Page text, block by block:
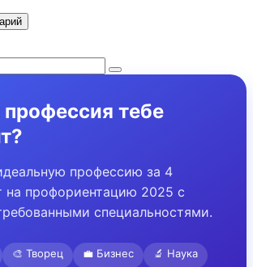
профессия тебе
профессию за 4
на профориентацию 2025 с
специальностями.
🎨 Творец 💼 Бизнес
🔬 Наука